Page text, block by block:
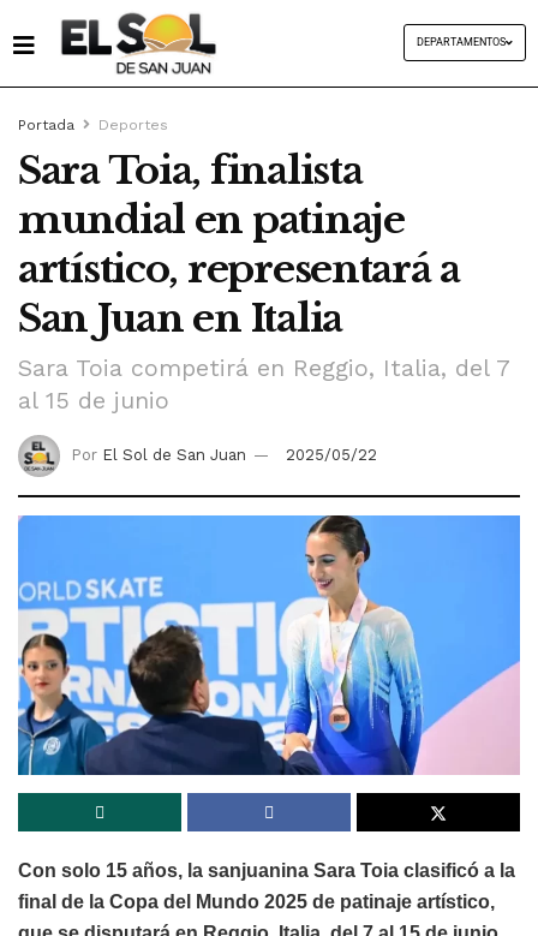
DEPARTAMENTOS
Portada Deportes
Sara Toia, finalista
mundial en patinaje
artístico, representará a
San Juan en Italia
Sara Toia competirá en Reggio, Italia, del 7
al 15 de junio
Por El Sol de San Juan 2025/05/22
Con solo 15 años, la sanjuanina Sara Toia clasificó a la
final de la Copa del Mundo 2025 de patinaje artístico,